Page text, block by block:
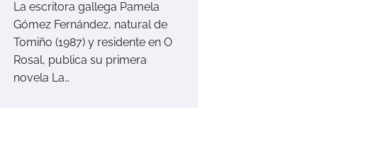
La escritora gallega Pamela
Gómez Fernández, natural de
Tomiño (1987) y residente en O
Rosal, publica su primera
novela La…